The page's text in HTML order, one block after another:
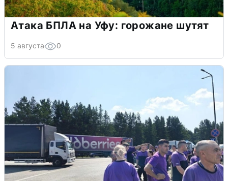
Атака БПЛА на Уфу: горожане шутят
5 августа 0